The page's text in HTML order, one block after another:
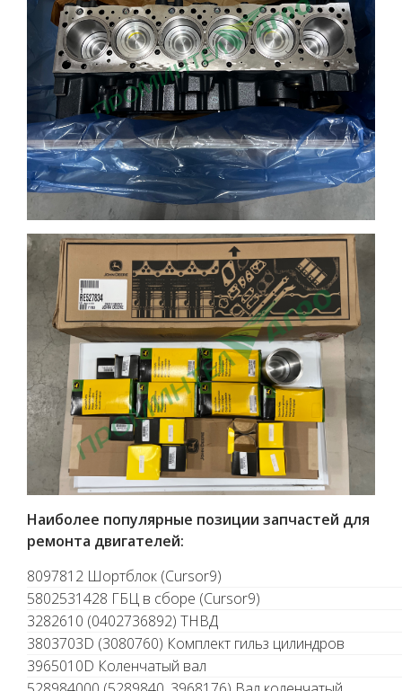
Наиболее популярные позиции запчастей для
ремонта двигателей:
8097812 Шортблок (Cursor9)
5802531428 ГБЦ в сборе (Cursor9)
3282610 (0402736892) ТНВД
3803703D (3080760) Комплект гильз цилиндров
3965010D Коленчатый вал